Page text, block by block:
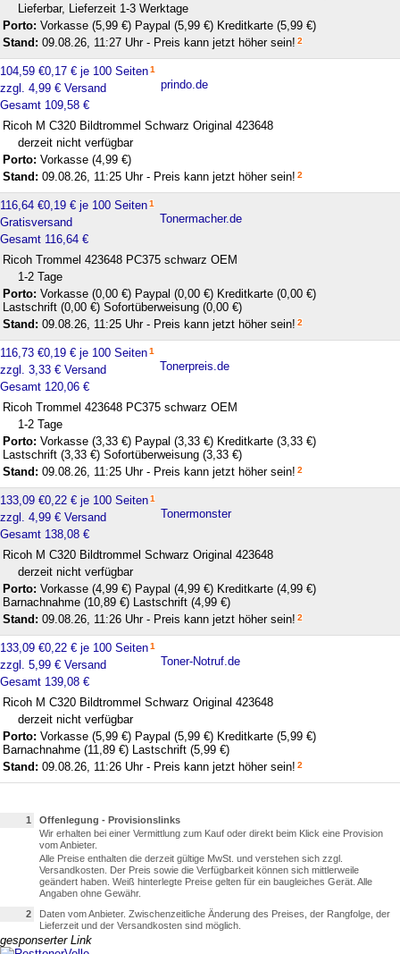
Lieferbar, Lieferzeit 1-3 Werktage
Porto: Vorkasse (5,99 €) Paypal (5,99 €) Kreditkarte (5,99 €)
Stand: 09.08.26, 11:27 Uhr - Preis kann jetzt höher sein! 2
104,59 €0,17 € je 100 Seiten1
zzgl. 4,99 € Versand
Gesamt 109,58 €
prindo.de
Ricoh M C320 Bildtrommel Schwarz Original 423648
derzeit nicht verfügbar
Porto: Vorkasse (4,99 €)
Stand: 09.08.26, 11:25 Uhr - Preis kann jetzt höher sein! 2
116,64 €0,19 € je 100 Seiten1
Gratisversand
Gesamt 116,64 €
Tonermacher.de
Ricoh Trommel 423648 PC375 schwarz OEM
1-2 Tage
Porto: Vorkasse (0,00 €) Paypal (0,00 €) Kreditkarte (0,00 €)
Lastschrift (0,00 €) Sofortüberweisung (0,00 €)
Stand: 09.08.26, 11:25 Uhr - Preis kann jetzt höher sein! 2
116,73 €0,19 € je 100 Seiten1
zzgl. 3,33 € Versand
Gesamt 120,06 €
Tonerpreis.de
Ricoh Trommel 423648 PC375 schwarz OEM
1-2 Tage
Porto: Vorkasse (3,33 €) Paypal (3,33 €) Kreditkarte (3,33 €)
Lastschrift (3,33 €) Sofortüberweisung (3,33 €)
Stand: 09.08.26, 11:25 Uhr - Preis kann jetzt höher sein! 2
133,09 €0,22 € je 100 Seiten1
zzgl. 4,99 € Versand
Gesamt 138,08 €
Tonermonster
Ricoh M C320 Bildtrommel Schwarz Original 423648
derzeit nicht verfügbar
Porto: Vorkasse (4,99 €) Paypal (4,99 €) Kreditkarte (4,99 €)
Barnachnahme (10,89 €) Lastschrift (4,99 €)
Stand: 09.08.26, 11:26 Uhr - Preis kann jetzt höher sein! 2
133,09 €0,22 € je 100 Seiten1
zzgl. 5,99 € Versand
Gesamt 139,08 €
Toner-Notruf.de
Ricoh M C320 Bildtrommel Schwarz Original 423648
derzeit nicht verfügbar
Porto: Vorkasse (5,99 €) Paypal (5,99 €) Kreditkarte (5,99 €)
Barnachnahme (11,89 €) Lastschrift (5,99 €)
Stand: 09.08.26, 11:26 Uhr - Preis kann jetzt höher sein! 2
1
Offenlegung - Provisionslinks
Wir erhalten bei einer Vermittlung zum Kauf oder direkt beim Klick eine Provision
vom Anbieter.
Alle Preise enthalten die derzeit gültige MwSt. und verstehen sich zzgl.
Versandkosten. Der Preis sowie die Verfügbarkeit können sich mittlerweile
geändert haben. Weiß hinterlegte Preise gelten für ein baugleiches Gerät. Alle
Angaben ohne Gewähr.
2
Daten vom Anbieter. Zwischenzeitliche Änderung des Preises, der Rangfolge, der
Lieferzeit und der Versandkosten sind möglich.
gesponserter Link